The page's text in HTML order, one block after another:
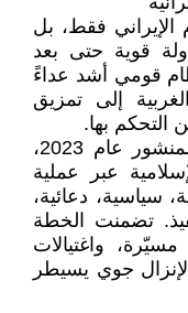
فقط، بل
قوية حتى بعد
قومي أشد عداءً
إلى تمزيق
التحكم بها.
وفقًا لما سُمي بـ"مشروع 2025"، المنشور عام 2023،
عبر عملية
سياسية، دعائية،
تضمنت الخطة
ألف طائرة مسيّرة، واغتيالات
لإنزال جوي يسيطر